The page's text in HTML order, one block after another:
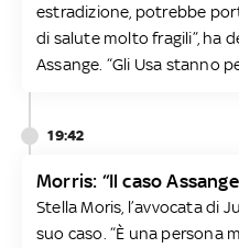
estradizione, potrebbe
di salute molto fragili”, ha
Assange. “Gli Usa stanno
19:42
Morris: “Il caso
Stella Moris, l’avvocata di
suo caso. “È una persona